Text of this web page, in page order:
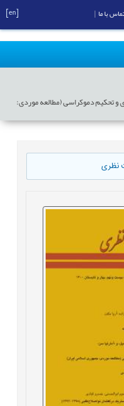
تحکیم دموکراسی (مطالعه موردی:
با ما